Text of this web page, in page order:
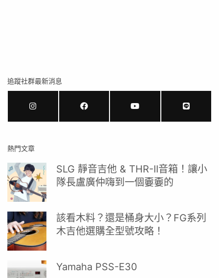
追蹤社群最新消息
熱門文章
SLG 靜音吉他 & THR-II音箱！讓小
隊長盧廣仲嗨到一個嫑嫑的
該看木料？還是桶身大小？FG系列
木吉他選購全型號攻略！
Yamaha PSS-E30